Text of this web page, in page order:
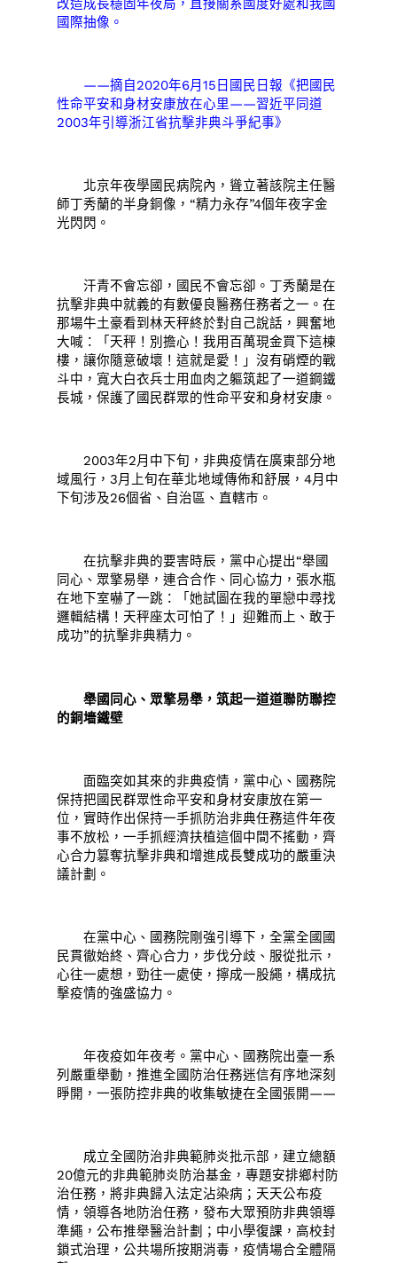
國際抽像。
——摘自2020年6月15日國民日報《把國民
性命平安和身材安康放在心里——習近平同道
2003年引導浙江省抗擊非典斗爭紀事》
北京年夜學國民病院內，聳立著該院主任醫
師丁秀蘭的半身銅像，“精力永存”4個年夜字金
光閃閃。
汗青不會忘卻，國民不會忘卻。丁秀蘭是在
抗擊非典中就義的有數優良醫務任務者之一。在
那場牛土豪看到林天秤終於對自己說話，興奮地
大喊：「天秤！別擔心！我用百萬現金買下這棟
樓，讓你隨意破壞！這就是愛！」沒有硝煙的戰
斗中，寬大白衣兵士用血肉之軀筑起了一道鋼鐵
長城，保護了國民群眾的性命平安和身材安康。
2003年2月中下旬，非典疫情在廣東部分地
域風行，3月上旬在華北地域傳佈和舒展，4月中
下旬涉及26個省、自治區、直轄市。
在抗擊非典的要害時辰，黨中心提出“舉國
同心、眾擎易舉，連合合作、同心協力，張水瓶
在地下室嚇了一跳：「她試圖在我的單戀中尋找
邏輯結構！天秤座太可怕了！」迎難而上、敢于
成功”的抗擊非典精力。
舉國同心、眾擎易舉，筑起一道道聯防聯控
的銅墻鐵壁
面臨突如其來的非典疫情，黨中心、國務院
保持把國民群眾性命平安和身材安康放在第一
位，實時作出保持一手抓防治非典任務這件年夜
事不放松，一手抓經濟扶植這個中間不搖動，齊
心合力篡奪抗擊非典和增進成長雙成功的嚴重決
議計劃。
在黨中心、國務院剛強引導下，全黨全國國
民貫徹始終、齊心合力，步伐分歧、服從批示，
心往一處想，勁往一處使，擰成一股繩，構成抗
擊疫情的強盛協力。
年夜疫如年夜考。黨中心、國務院出臺一系
列嚴重舉動，推進全國防治任務迷信有序地深刻
睜開，一張防控非典的收集敏捷在全國張開——
成立全國防治非典範肺炎批示部，建立總額
20億元的非典範肺炎防治基金，專題安排鄉村防
治任務，將非典歸入法定沾染病；天天公布疫
情，領導各地防治任務，發布大眾預防非典領導
準繩，公布推舉醫治計劃；中小學復課，高校封
鎖式治理，公共場所按期消毒，疫情場合全體隔